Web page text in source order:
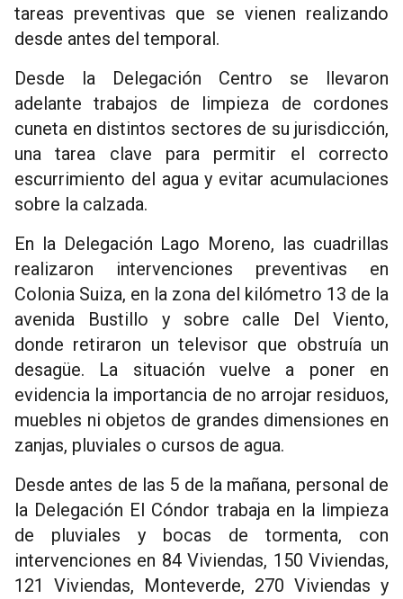
tareas preventivas que se vienen realizando
desde antes del temporal.
Desde la Delegación Centro se llevaron
adelante trabajos de limpieza de cordones
cuneta en distintos sectores de su jurisdicción,
una tarea clave para permitir el correcto
escurrimiento del agua y evitar acumulaciones
sobre la calzada.
En la Delegación Lago Moreno, las cuadrillas
realizaron intervenciones preventivas en
Colonia Suiza, en la zona del kilómetro 13 de la
avenida Bustillo y sobre calle Del Viento,
donde retiraron un televisor que obstruía un
desagüe. La situación vuelve a poner en
evidencia la importancia de no arrojar residuos,
muebles ni objetos de grandes dimensiones en
zanjas, pluviales o cursos de agua.
Desde antes de las 5 de la mañana, personal de
la Delegación El Cóndor trabaja en la limpieza
de pluviales y bocas de tormenta, con
intervenciones en 84 Viviendas, 150 Viviendas,
121 Viviendas, Monteverde, 270 Viviendas y